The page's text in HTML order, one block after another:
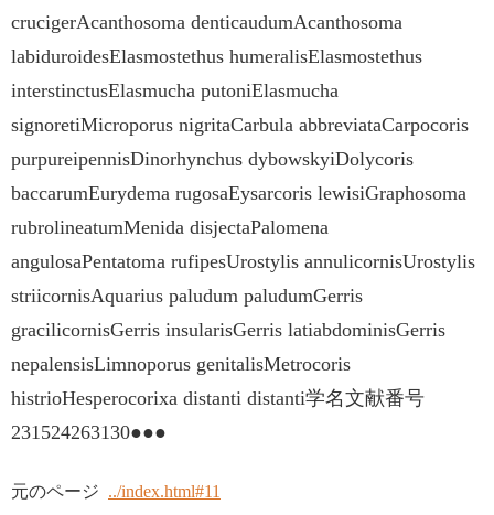
crucigerAcanthosoma denticaudumAcanthosoma
labiduroidesElasmostethus humeralisElasmostethus
interstinctusElasmucha putoniElasmucha
signoretiMicroporus nigritaCarbula abbreviataCarpocoris
purpureipennisDinorhynchus dybowskyiDolycoris
baccarumEurydema rugosaEysarcoris lewisiGraphosoma
rubrolineatumMenida disjectaPalomena
angulosaPentatoma rufipesUrostylis annulicornisUrostylis
striicornisAquarius paludum paludumGerris
gracilicornisGerris insularisGerris latiabdominisGerris
nepalensisLimnoporus genitalisMetrocoris
histrioHesperocorixa distanti distanti学名文献番号
231524263130●●●
元のページ ../index.html#11